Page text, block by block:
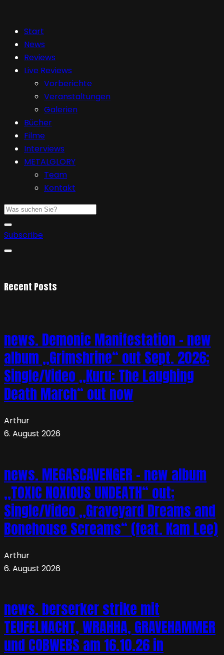
Start
News
Reviews
Live Reviews
Vorberichte
Veranstaltungen
Galerien
Bücher
Filme
Interviews
METALGLORY
Team
Kontakt
Subscribe
Recent Posts
news. Demonic Manifestation – new
album „Grimshrine“ out Sept. 2026;
Single/Video „Kuru: The Laughing
Death March“ out now
Arthur
6. August 2026
news. MEGASCAVENGER – new album
„TOXIC NOXIOUS UNDEATH“ out;
Single/Video „Graveyard Dreams and
Bonehouse Screams“ (feat. Kam Lee)
Arthur
6. August 2026
news. berserker strike mit
TEUFELNACHT, WRAHHA, GRAVEHAMMER
und COBWEBS am 16.10.26 in